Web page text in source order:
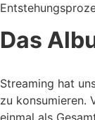
Das
Streaming hat
zu konsumieren.
einmal als